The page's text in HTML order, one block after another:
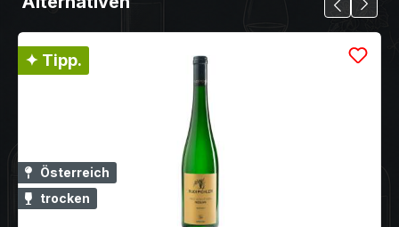
✦ Tipp.
Österreich
trocken